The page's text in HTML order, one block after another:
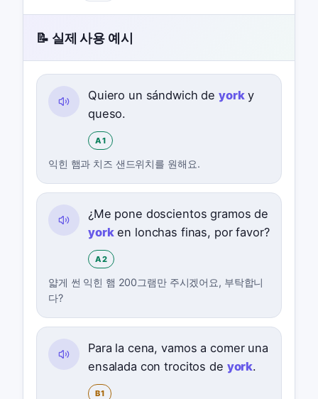
📝 실제 사용 예시
Quiero un sándwich deyorky
queso.
A1
익힌 햄과 치즈 샌드위치를 원해요.
¿Me pone doscientos gramos de
yorken lonchas finas, por favor?
A2
얇게 썬 익힌 햄 200그램만 주시겠어요, 부탁합니
다?
Para la cena, vamos a comer una
ensalada con trocitos de york.
B1